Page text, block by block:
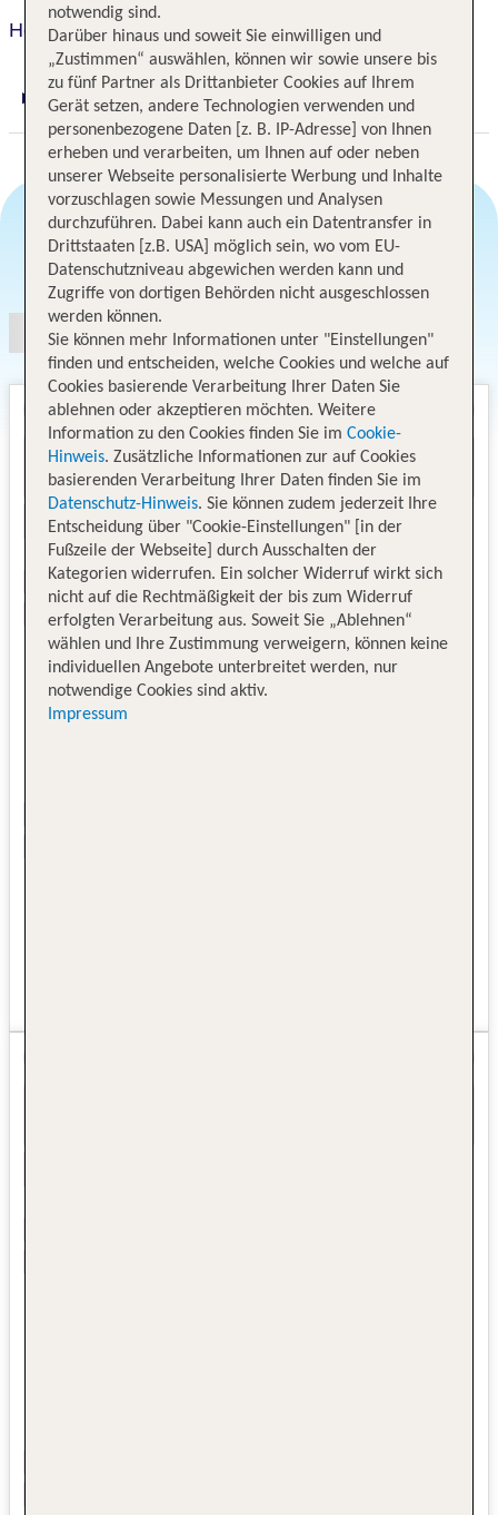
Hotel Golden Star
Digitaler und telefonischer 24/7 TUI Service
Angebotsauswahl
notwendig sind.
Darüber hinaus und soweit Sie einwilligen und
„Zustimmen“ auswählen, können wir sowie unsere bis
zu fünf Partner als Drittanbieter Cookies auf Ihrem
Gerät setzen, andere Technologien verwenden und
personenbezogene Daten [z. B. IP-Adresse] von Ihnen
erheben und verarbeiten, um Ihnen auf oder neben
unserer Webseite personalisierte Werbung und Inhalte
vorzuschlagen sowie Messungen und Analysen
durchzuführen. Dabei kann auch ein Datentransfer in
Drittstaaten [z.B. USA] möglich sein, wo vom EU-
Datenschutzniveau abgewichen werden kann und
Zugriffe von dortigen Behörden nicht ausgeschlossen
werden können.
Sie können mehr Informationen unter "Einstellungen"
finden und entscheiden, welche Cookies und welche auf
Cookies basierende Verarbeitung Ihrer Daten Sie
ablehnen oder akzeptieren möchten. Weitere
Information zu den Cookies finden Sie im Cookie-
Hinweis. Zusätzliche Informationen zur auf Cookies
basierenden Verarbeitung Ihrer Daten finden Sie im
Datenschutz-Hinweis. Sie können zudem jederzeit Ihre
Entscheidung über "Cookie-Einstellungen" [in der
Fußzeile der Webseite] durch Ausschalten der
Kategorien widerrufen. Ein solcher Widerruf wirkt sich
nicht auf die Rechtmäßigkeit der bis zum Widerruf
erfolgten Verarbeitung aus. Soweit Sie „Ablehnen“
wählen und Ihre Zustimmung verweigern, können keine
individuellen Angebote unterbreitet werden, nur
notwendige Cookies sind aktiv.
Impressum